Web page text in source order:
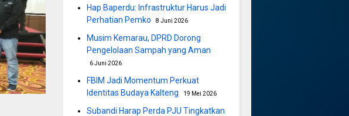
Hap Baperdu: Infrastruktur Harus Jadi
Perhatian Pemko
8 Juni 2026
Musim Kemarau, DPRD Dorong
Pengelolaan Sampah yang Aman
6 Juni 2026
FBIM Jadi Momentum Perkuat
Identitas Budaya Kalteng
19 Mei 2026
Subandi Harap Perda PJU Tingkatkan